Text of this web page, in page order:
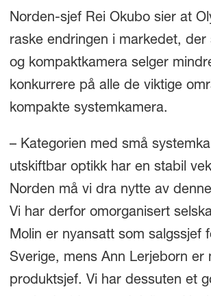
Norden-sjef Rei Okubo sier at
raske endringen i markedet, der
og kompaktkamera selger
konkurrere på alle de viktige
kompakte systemkamera.
– Kategorien med små
utskiftbar optikk har en stabil
Norden må vi dra nytte av
Vi har derfor omorganisert
Molin er nyansatt som salgssjef
Sverige, mens Ann Lerjeborn er
produktsjef. Vi har dessuten et